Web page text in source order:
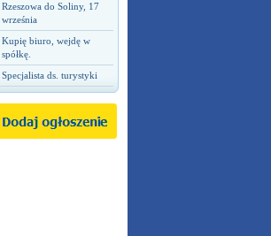
Rzeszowa do Soliny, 17
września
Kupię biuro, wejdę w
spółkę.
Specjalista ds. turystyki